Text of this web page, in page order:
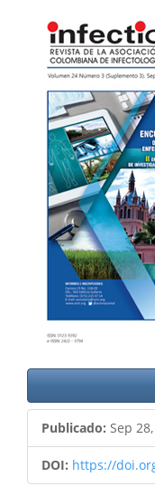
Barra
lateral
del
artículo
Publicado: Sep
DOI: https://